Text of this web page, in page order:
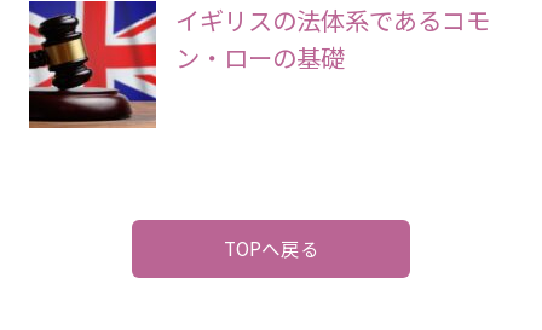
イギリスの法体系であるコモ
ン・ローの基礎
TOPへ戻る